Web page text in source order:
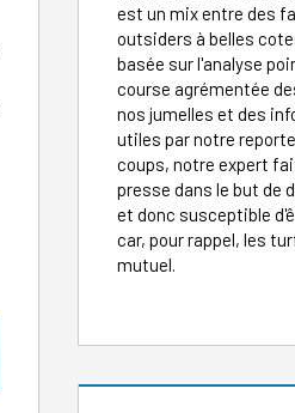
est un mix entre des
outsiders à belles
basée sur l'analyse
course agrémentée
nos jumelles et des
utiles par notre
coups, notre expert
presse dans le but de
et donc susceptible
car, pour rappel, les
mutuel.